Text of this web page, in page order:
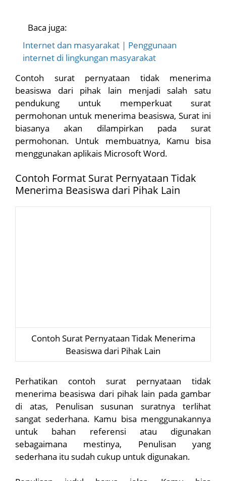
Baca juga:
Internet dan masyarakat | Penggunaan
internet di lingkungan masyarakat
Contoh surat pernyataan tidak menerima
beasiswa dari pihak lain menjadi salah satu
pendukung untuk memperkuat surat
permohonan untuk menerima beasiswa, Surat ini
biasanya akan dilampirkan pada surat
permohonan. Untuk membuatnya, Kamu bisa
menggunakan aplikais Microsoft Word.
Contoh Format Surat Pernyataan Tidak
Menerima Beasiswa dari Pihak Lain
Contoh Surat Pernyataan Tidak Menerima
Beasiswa dari Pihak Lain
Perhatikan contoh surat pernyataan tidak
menerima beasiswa dari pihak lain pada gambar
di atas, Penulisan susunan suratnya terlihat
sangat sederhana. Kamu bisa menggunakannya
untuk bahan referensi atau digunakan
sebagaimana mestinya, Penulisan yang
sederhana itu sudah cukup untuk digunakan.